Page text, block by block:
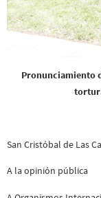
Pronunciamiento
San Cristóbal de Las
A la opinión pública